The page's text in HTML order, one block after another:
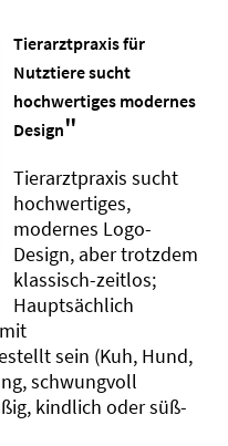
Tierarztpraxis für
Nutztiere sucht
hochwertiges modernes
Design"
Tierarztpraxis sucht
hochwertiges,
modernes Logo-
Design, aber trotzdem
klassisch-zeitlos;
Hauptsächlich
sein (Kuh, Hund,
schwungvoll
kindlich oder süß-